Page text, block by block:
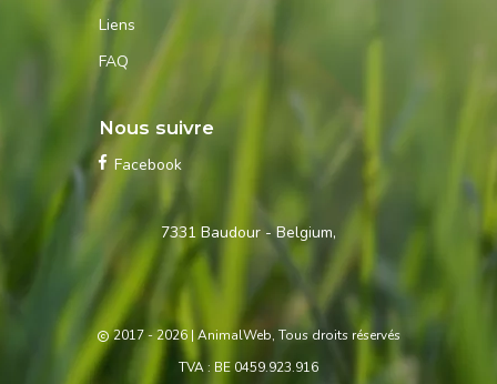
Liens
FAQ
Contactez-
7331 Baudour - Belgium,
Nous suivre
Facebook
2017 - 2026 | AnimalWeb, Tous droits réservés
TVA : BE 0459.923.916